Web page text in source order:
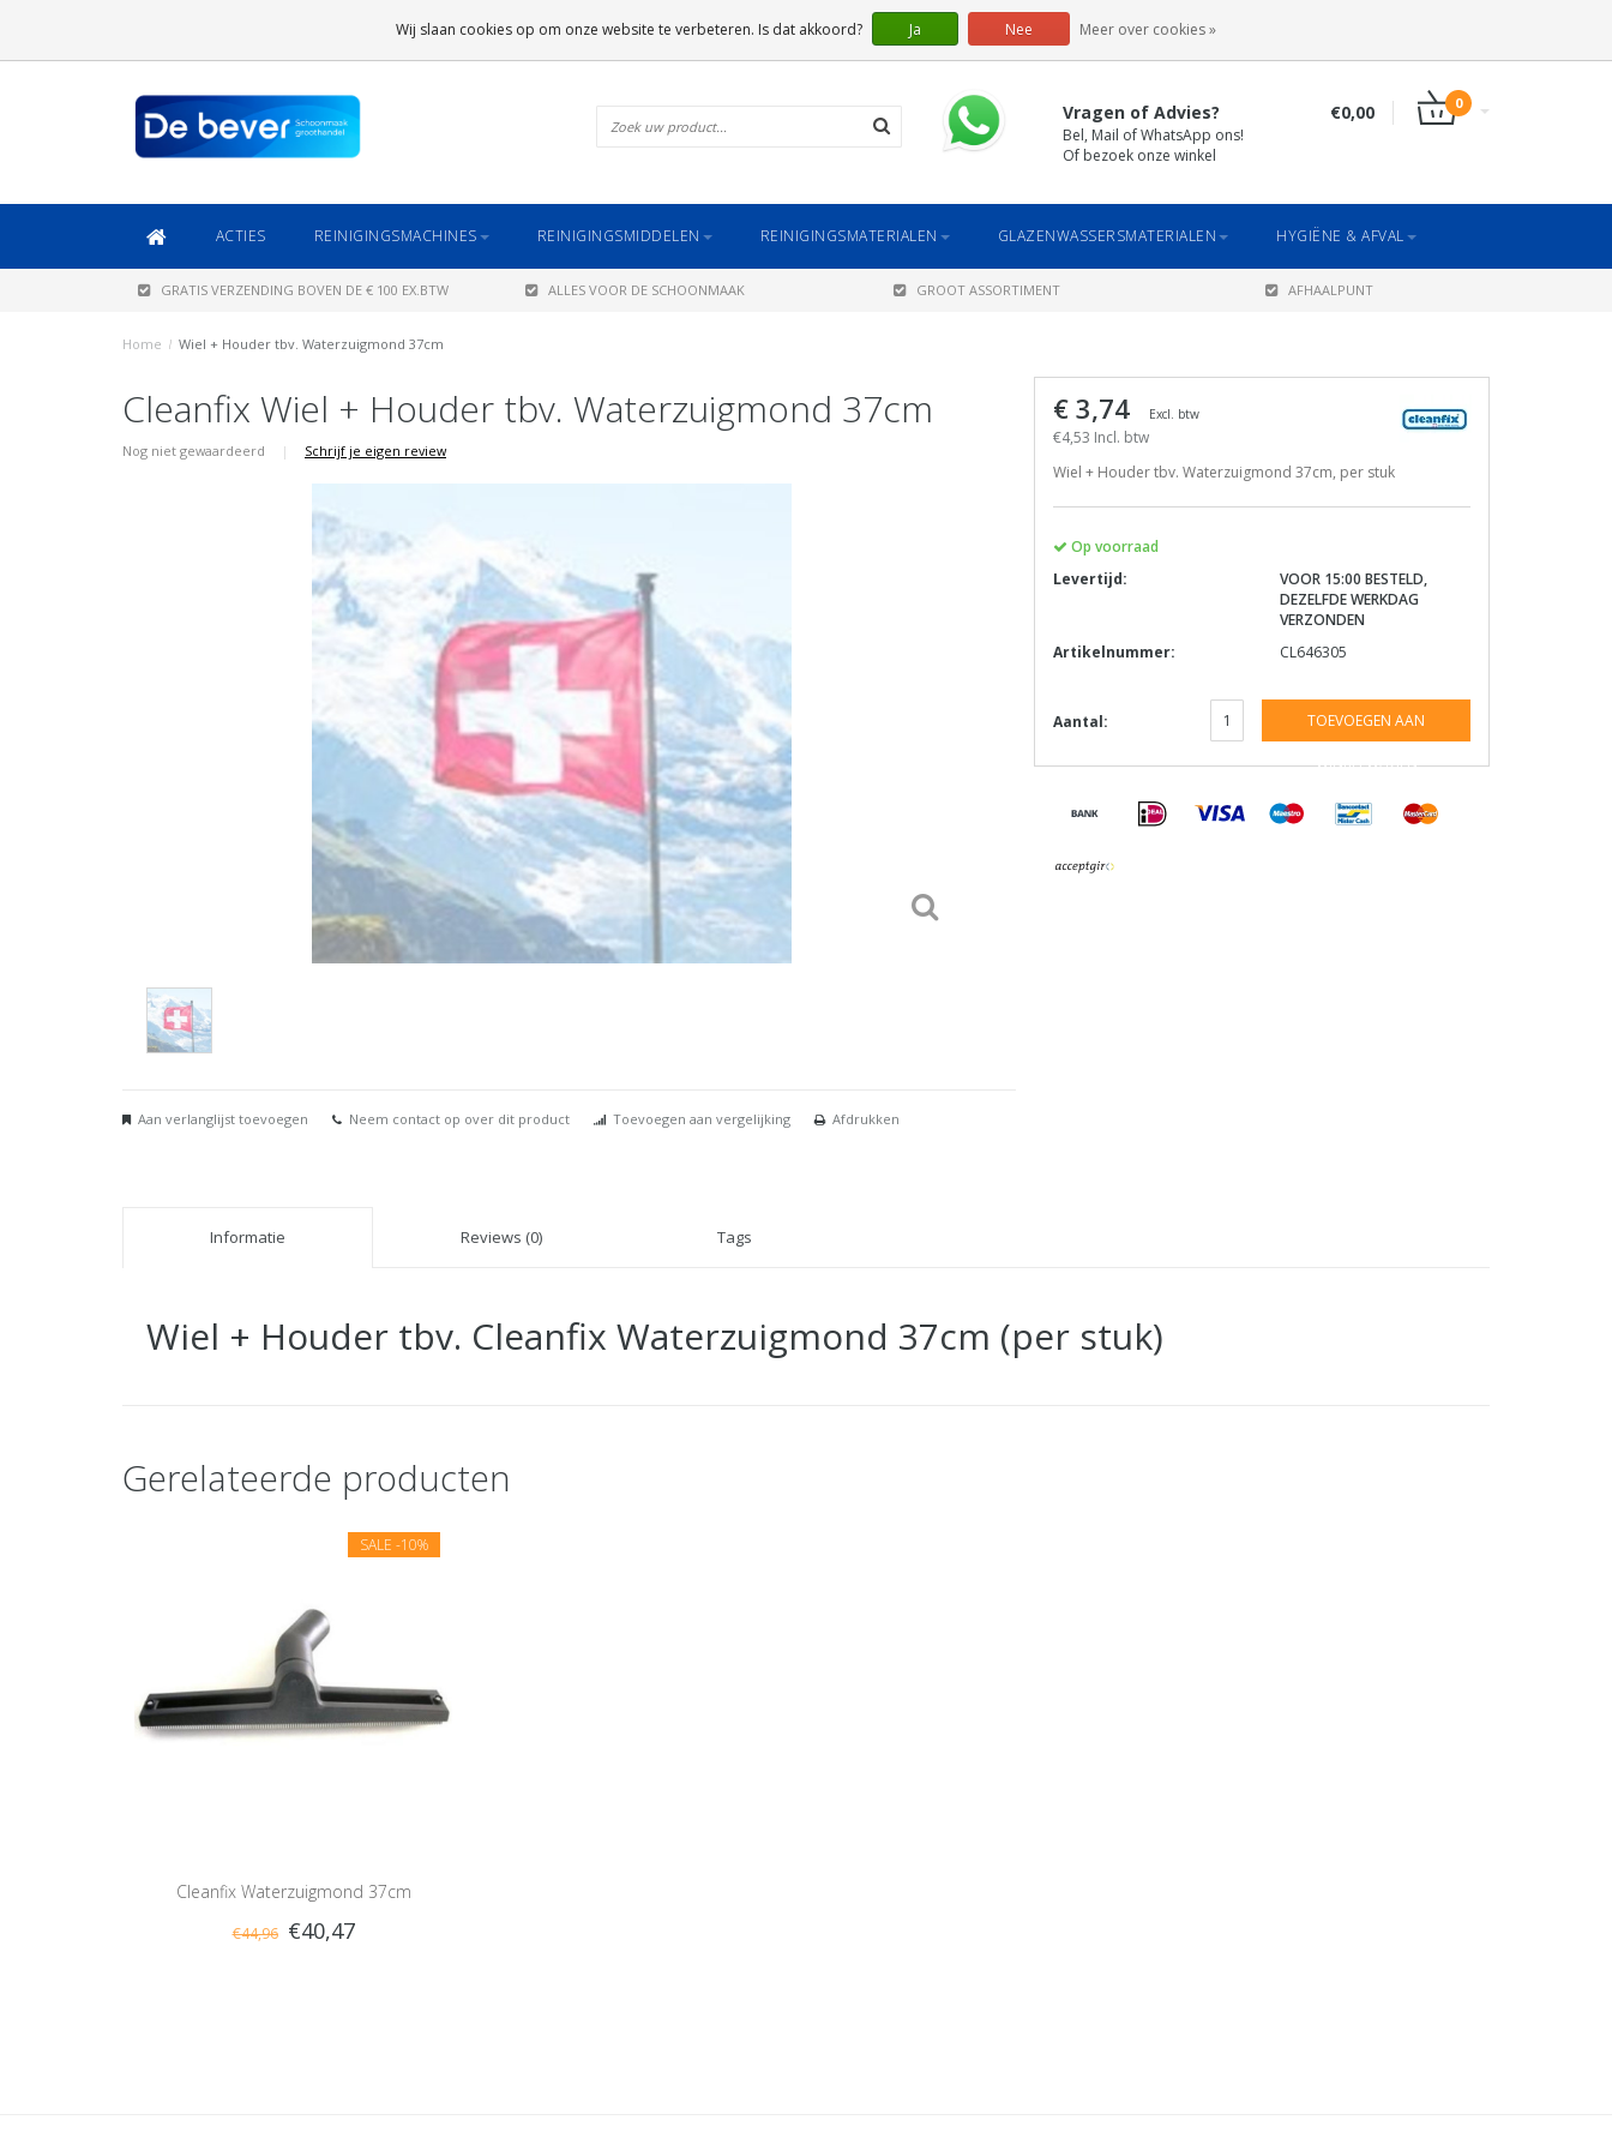
Vragen of Advies?
Bel, Mail of WhatsApp ons!
Of bezoek onze winkel
€0,00 0
ACTIES REINIGINGSMACHINES REINIGINGSMIDDELEN REINIGINGSMATERIALEN GLAZENWASSERSMATERIALEN HYGIËNE & AFVAL
GRATIS VERZENDING BOVEN DE € 100 EX.BTW ALLES VOOR DE SCHOONMAAK GROOT ASSORTIMENT AFHAALPUNT
Home / Wiel + Houder tbv. Waterzuigmond 37cm
Cleanfix Wiel + Houder tbv. Waterzuigmond 37cm
Nog niet gewaardeerd | Schrijf je eigen review
Aan verlanglijst toevoegen Neem contact op over dit product Toevoegen aan vergelijking Afdrukken
€ 3,74 Excl. btw
€4,53 Incl. btw
Wiel + Houder tbv. Waterzuigmond 37cm, per stuk
Op voorraad
Levertijd:
VOOR 15:00 BESTELD,
DEZELFDE WERKDAG
VERZONDEN
Artikelnummer:
CL646305
Aantal: TOEVOEGEN AAN
WINKELWAGEN
Informatie Reviews (0) Tags
Wiel + Houder tbv. Cleanfix Waterzuigmond 37cm (per stuk)
Gerelateerde producten
SALE -10%
Cleanfix Waterzuigmond 37cm
€44,96 €40,47
Wij slaan cookies op om onze website te verbeteren. Is dat akkoord? Ja Nee Meer over cookies »